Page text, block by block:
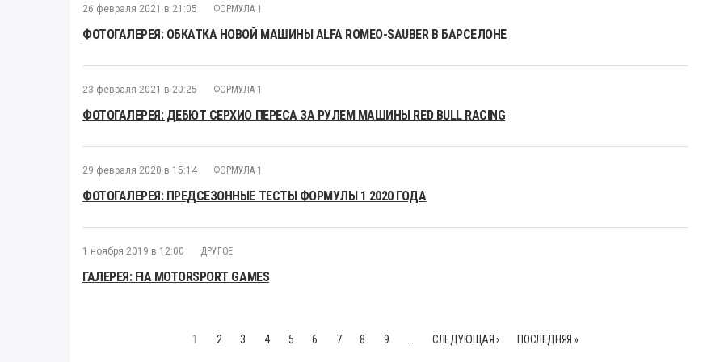
26 февраля 2021 в 21:05 ФОРМУЛА 1
ФОТОГАЛЕРЕЯ: ОБКАТКА НОВОЙ МАШИНЫ ALFA ROMEO-SAUBER В БАРСЕЛОНЕ
23 февраля 2021 в 20:25 ФОРМУЛА 1
ФОТОГАЛЕРЕЯ: ДЕБЮТ СЕРХИО ПЕРЕСА ЗА РУЛЕМ МАШИНЫ RED BULL RACING
29 февраля 2020 в 15:14 ФОРМУЛА 1
ФОТОГАЛЕРЕЯ: ПРЕДСЕЗОННЫЕ ТЕСТЫ ФОРМУЛЫ 1 2020 ГОДА
1 ноября 2019 в 12:00 ДРУГОЕ
ГАЛЕРЕЯ: FIA MOTORSPORT GAMES
1 2 3 4 5 6 7 8 9 СЛЕДУЮЩАЯ › ПОСЛЕДНЯЯ »